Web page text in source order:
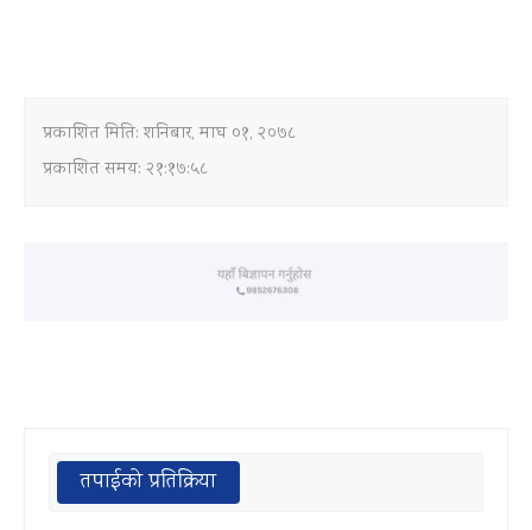
प्रकाशित मिति:शनिबार, माघ ०१, २०७८
प्रकाशित समय: २१:१७:५८
तपाईको प्रतिक्रिया